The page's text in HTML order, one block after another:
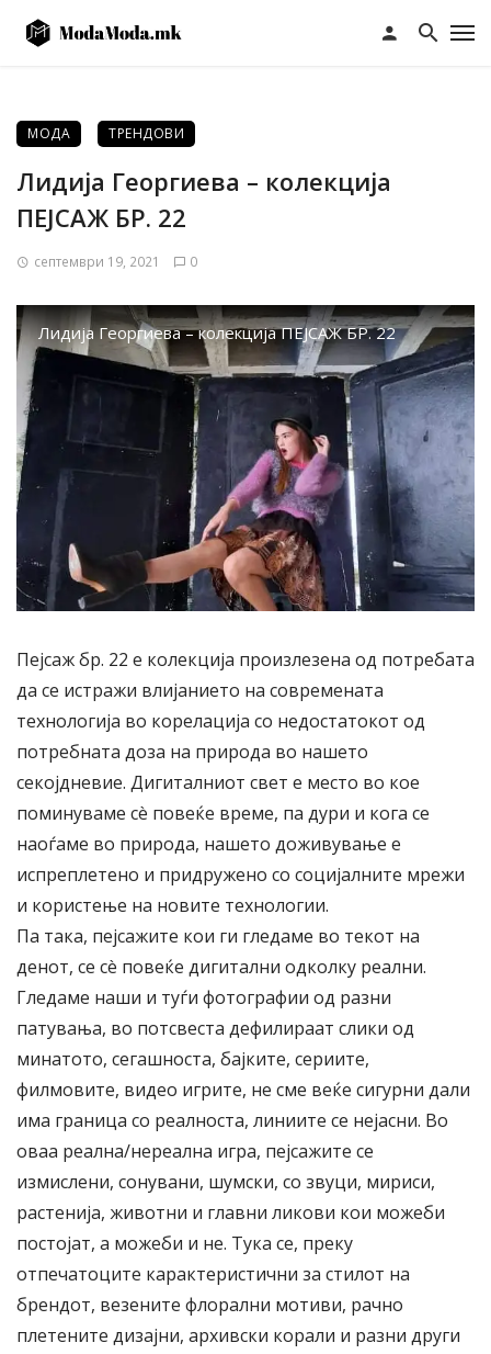
МОДА ТРЕНДОВИ
Лидија Георгиева – колекција
ПЕЈСАЖ БР. 22
септември 19, 2021 0
Лидија Георгиева – колекција ПЕЈСАЖ БР. 22
Пејсаж бр. 22 е колекција произлезена од потребата
да се истражи влијанието на современата
технологија во корелација со недостатокот од
потребната доза на природа во нашето
секојдневие. Дигиталниот свет е место во кое
поминуваме сè повеќе време, па дури и кога се
наоѓаме во природа, нашето доживување е
испреплетено и придружено со социјалните мрежи
и користење на новите технологии.
Па така, пејсажите кои ги гледаме во текот на
денот, се сè повеќе дигитални одколку реални.
Гледаме наши и туѓи фотографии од разни
патувања, во потсвеста дефилираат слики од
минатото, сегашноста, бајките, сериите,
филмовите, видео игрите, не сме веќе сигурни дали
има граница со реалноста, линиите се нејасни. Во
оваа реална/нереална игра, пејсажите се
измислени, сонувани, шумски, со звуци, мириси,
растенија, животни и главни ликови кои можеби
постојат, а можеби и не. Тука се, преку
отпечатоците карактеристични за стилот на
брендот, везените флорални мотиви, рачно
плетените дизајни, архивски корали и разни други